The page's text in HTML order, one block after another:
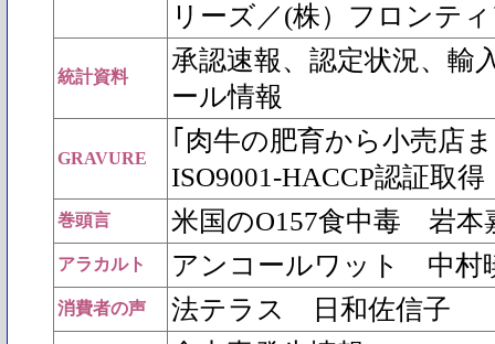
リーズ／(株）フロンテ
統計資料
承認速報、認定状況、輸
ール情報
GRAVURE
｢肉牛の肥育から小売店
ISO9001-HACCP認証取
巻頭言 米国のO157食中毒 岩本
アラカルト アンコールワット 中村
消費者の声
法テラス 日和佐信子